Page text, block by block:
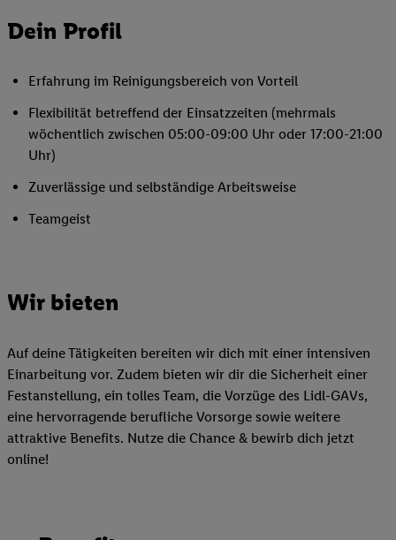
Dein Profil
Erfahrung im Reinigungsbereich von Vorteil
Flexibilität betreffend der Einsatzzeiten (mehrmals
wöchentlich zwischen 05:00-09:00 Uhr oder 17:00-21:00
Uhr)
Zuverlässige und selbständige Arbeitsweise
Teamgeist
Wir bieten
Auf deine Tätigkeiten bereiten wir dich mit einer intensiven
Einarbeitung vor. Zudem bieten wir dir die Sicherheit einer
Festanstellung, ein tolles Team, die Vorzüge des Lidl-GAVs,
eine hervorragende berufliche Vorsorge sowie weitere
attraktive Benefits. Nutze die Chance & bewirb dich jetzt
online!